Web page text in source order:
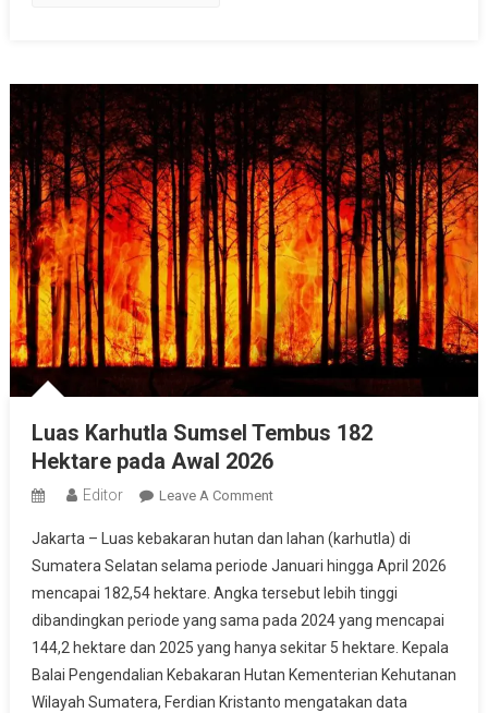
Luas Karhutla Sumsel Tembus 182
Hektare pada Awal 2026
Editor Leave A CommentOn
Karhutla
Sumsel
Tembus
182
Hektare
Pada
Awal
Jakarta – Luas kebakaran hutan dan lahan (karhutla) di
Sumatera Selatan selama periode Januari hingga April 2026
mencapai 182,54 hektare. Angka tersebut lebih tinggi
dibandingkan periode yang sama pada 2024 yang mencapai
144,2 hektare dan 2025 yang hanya sekitar 5 hektare. Kepala
Balai Pengendalian Kebakaran Hutan Kementerian Kehutanan
Wilayah Sumatera, Ferdian Kristanto mengatakan data